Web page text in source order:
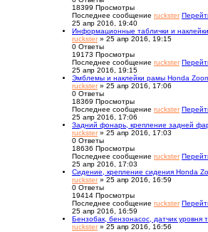
18399 Просмотры
Последнее сообщение ruckster
25 апр 2016, 19:40
Информационные таблички и
ruckster» 25 апр 2016, 19:15
0 Ответы
19173 Просмотры
Последнее сообщение ruckster
25 апр 2016, 19:15
Эмблемы и наклейки рамы Honda
ruckster» 25 апр 2016, 17:06
0 Ответы
18369 Просмотры
Последнее сообщение ruckster
25 апр 2016, 17:06
Задний фонарь, крепление задней
ruckster» 25 апр 2016, 17:03
0 Ответы
18636 Просмотры
Последнее сообщение ruckster
25 апр 2016, 17:03
Сидение, крепление сидения Honda
ruckster» 25 апр 2016, 16:59
0 Ответы
19414 Просмотры
Последнее сообщение ruckster
25 апр 2016, 16:59
Бензобак, бензонасос, датчик уровня
ruckster» 25 апр 2016, 16:56